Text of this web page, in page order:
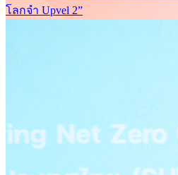
โลกจำ Upvel 2”